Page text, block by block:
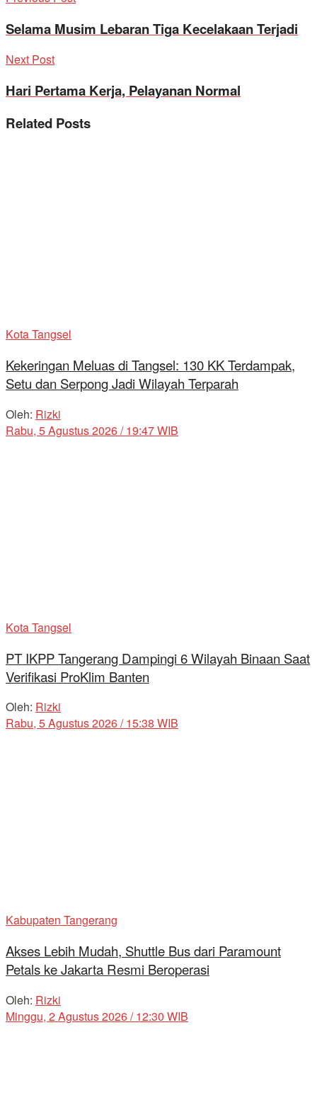
Selama Musim Lebaran Tiga Kecelakaan Terjadi
Next Post
Hari Pertama Kerja, Pelayanan Normal
Related Posts
Kota Tangsel
Kekeringan Meluas di Tangsel: 130 KK Terdampak,
Setu dan Serpong Jadi Wilayah Terparah
Oleh: Rizki
Rabu, 5 Agustus 2026 / 19:47 WIB
Kota Tangsel
PT IKPP Tangerang Dampingi 6 Wilayah Binaan Saat
Verifikasi ProKlim Banten
Oleh: Rizki
Rabu, 5 Agustus 2026 / 15:38 WIB
Kabupaten Tangerang
Akses Lebih Mudah, Shuttle Bus dari Paramount
Petals ke Jakarta Resmi Beroperasi
Oleh: Rizki
Minggu, 2 Agustus 2026 / 12:30 WIB